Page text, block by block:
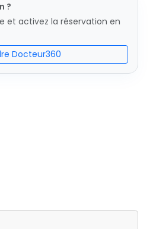
?
et activez la réservation en
Docteur360